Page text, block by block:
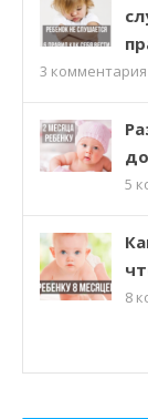
3 комментария
5
8